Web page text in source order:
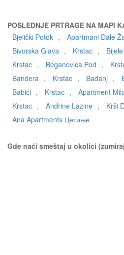
POSLEDNJE PRTRAGE NA MAPI
Bjelički Potok , Apartmani Dale
Bivorska Glava , Krstac ,
Krstac , Beganovica Pod ,
Bandera , Krstac , Badanj ,
Babići , Krstac , Apartment
Krstac , Andrine Lazine , Krši
Ana Apartments Цетиње
Gde naći smeštaj u okolici